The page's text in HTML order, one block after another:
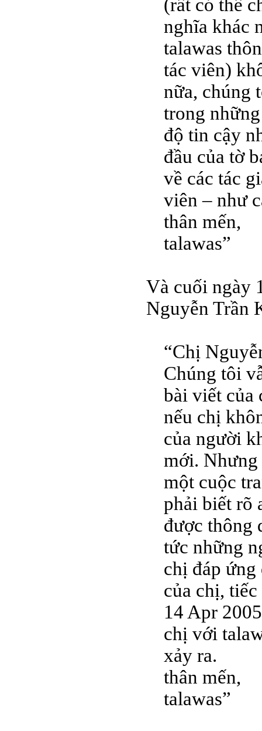
(rất có thể
nghĩa khác
talawas
tác viên)
nữa, chúng
trong
độ tin cậy
đầu của tờ
về các tác
viên – như
thân mến,
talawas”
Và cuối ngày
Nguyễn Trần
“Chị
Chúng tôi
bài viết của
nếu chị
của người
mới. Nhưng
một cuộc
phải biết rõ
được thông
tức những
chị đáp
của chị,
14 Apr
chị với
xảy ra.
thân mến,
talawas”